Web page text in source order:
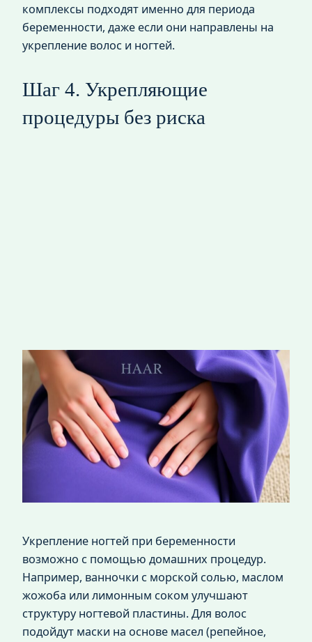
комплексы подходят именно для периода
беременности, даже если они направлены на
укрепление волос и ногтей.
Шаг 4. Укрепляющие
процедуры без риска
Укрепление ногтей при беременности
возможно с помощью домашних процедур.
Например, ванночки с морской солью, маслом
жожоба или лимонным соком улучшают
структуру ногтевой пластины. Для волос
подойдут маски на основе масел (репейное,